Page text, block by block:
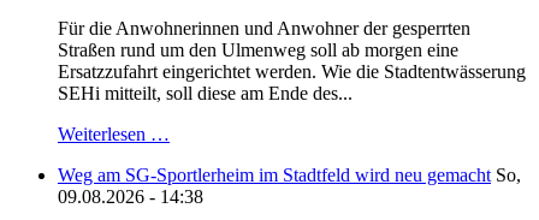
Für die Anwohnerinnen und Anwohner der gesperrten
Straßen rund um den Ulmenweg soll ab morgen eine
Ersatzzufahrt eingerichtet werden. Wie die Stadtentwässerung
SEHi mitteilt, soll diese am Ende des...
Weiterlesen …
Weg am SG-Sportlerheim im Stadtfeld wird neu gemacht So,
09.08.2026 - 14:38